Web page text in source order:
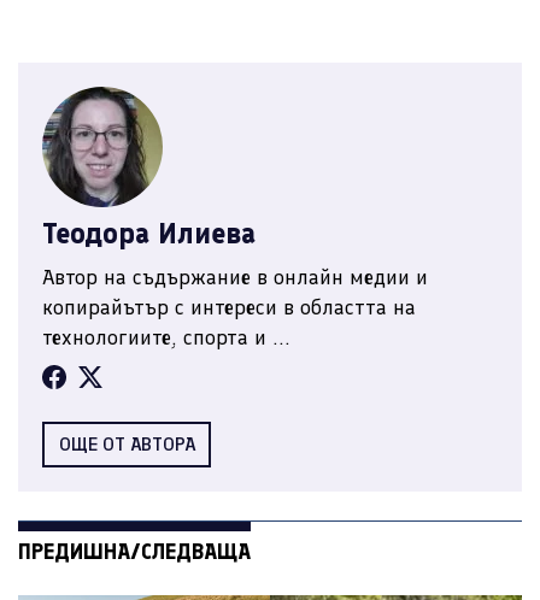
Теодора Илиева
Автор на съдържание в онлайн медии и
копирайътър с интереси в областта на
технологиите, спорта и ...
ОЩЕ ОТ АВТОРА
ПРЕДИШНА/СЛЕДВАЩА